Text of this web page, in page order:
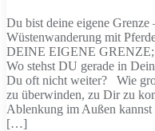
Du bist deine eigene Grenze
Wüstenwanderung mit
DEINE EIGENE
Wo stehst DU gerade in
Du oft nicht weiter? Wie
zu überwinden, zu Dir zu
Ablenkung im Außen
[…]